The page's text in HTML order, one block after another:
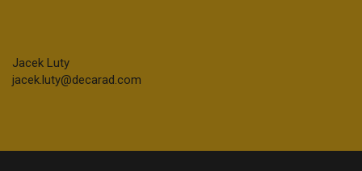
Jacek Luty
jacek.luty@decarad.com